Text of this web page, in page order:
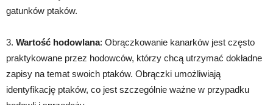
gatunków ptaków.
3. Wartość hodowlana: Obrączkowanie kanarków jest często
praktykowane przez hodowców, którzy chcą utrzymać dokładne
zapisy na temat swoich ptaków. Obrączki umożliwiają
identyfikację ptaków, co jest szczególnie ważne w przypadku